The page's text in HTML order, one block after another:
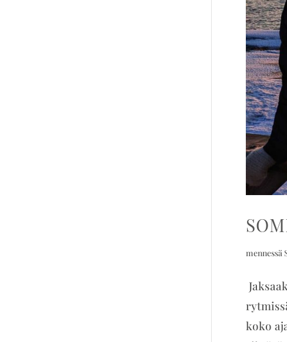
mennessä
koko